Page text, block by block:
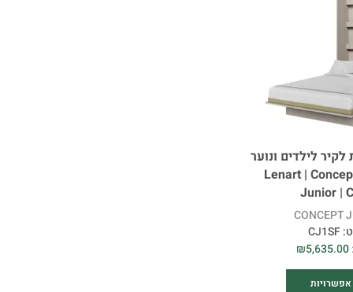
לילדים ונוער
120×200 | Lenart |
Junior |
CONCEPT
CJ1SF
₪5,635.00